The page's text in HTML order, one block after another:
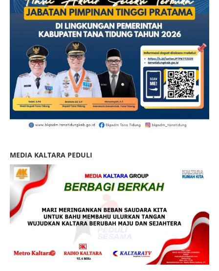
MEDIA KALTARA PEDULI